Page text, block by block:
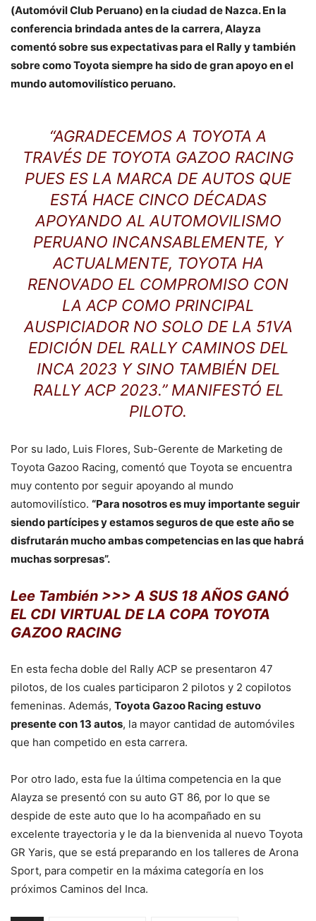
(Automóvil Club Peruano) en la ciudad de Nazca. En la
conferencia brindada antes de la carrera, Alayza
comentó sobre sus expectativas para el Rally y también
sobre como Toyota siempre ha sido de gran apoyo en el
mundo automovilístico peruano.
“AGRADECEMOS A TOYOTA A
TRAVÉS DE TOYOTA GAZOO RACING
PUES ES LA MARCA DE AUTOS QUE
ESTÁ HACE CINCO DÉCADAS
APOYANDO AL AUTOMOVILISMO
PERUANO INCANSABLEMENTE, Y
ACTUALMENTE, TOYOTA HA
RENOVADO EL COMPROMISO CON
LA ACP COMO PRINCIPAL
AUSPICIADOR NO SOLO DE LA 51VA
EDICIÓN DEL RALLY CAMINOS DEL
INCA 2023 Y SINO TAMBIÉN DEL
RALLY ACP 2023.” MANIFESTÓ EL
PILOTO.
Por su lado, Luis Flores, Sub-Gerente de Marketing de
Toyota Gazoo Racing, comentó que Toyota se encuentra
muy contento por seguir apoyando al mundo
automovilístico. “Para nosotros es muy importante seguir
siendo partícipes y estamos seguros de que este año se
disfrutarán mucho ambas competencias en las que habrá
muchas sorpresas”.
Lee También >>> A SUS 18 AÑOS GANÓ
EL CDI VIRTUAL DE LA COPA TOYOTA
GAZOO RACING
En esta fecha doble del Rally ACP se presentaron 47
pilotos, de los cuales participaron 2 pilotos y 2 copilotos
femeninas. Además, Toyota Gazoo Racing estuvo
presente con 13 autos, la mayor cantidad de automóviles
que han competido en esta carrera.
Por otro lado, esta fue la última competencia en la que
Alayza se presentó con su auto GT 86, por lo que se
despide de este auto que lo ha acompañado en su
excelente trayectoria y le da la bienvenida al nuevo Toyota
GR Yaris, que se está preparando en los talleres de Arona
Sport, para competir en la máxima categoría en los
próximos Caminos del Inca.